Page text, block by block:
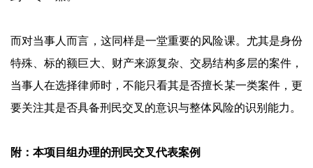
而对当事人而言，这同样是一堂重要的风险课。尤其是身份
特殊、标的额巨大、财产来源复杂、交易结构多层的案件，
当事人在选择律师时，不能只看其是否擅长某一类案件，更
要关注其是否具备刑民交叉的意识与整体风险的识别能力。
附：本项目组办理的刑民交叉代表案例